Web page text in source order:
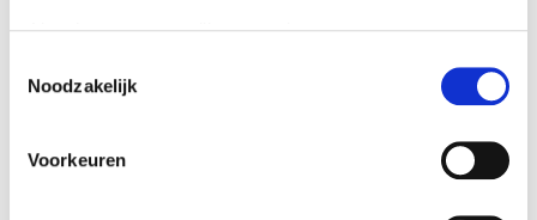
Als u het toestaat, willen we ook graag:
locatie, die tot een paar meter nauwkeurig kan zijn
scannen op specifieke eigenschappen (fingerprinting)
Lees meer over hoe uw persoonlijke gegevens worden
Noodzakelijk
Voorkeuren